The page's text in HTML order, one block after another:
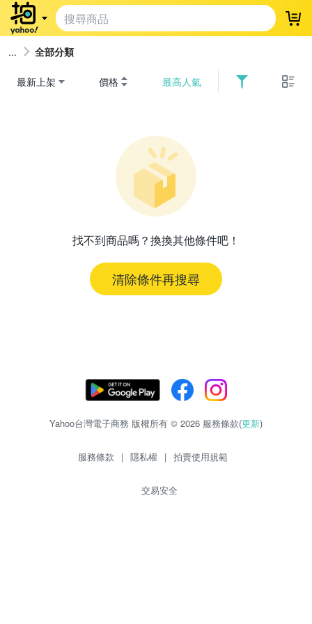
登
全部分類
最新上架 價格 最高人氣
找不到商品嗎？換換其他條件吧！
清除條件再搜尋
Yahoo台灣電子商務 版權所有 © 2026 服務條款(更新)
服務條款 | 隱私權 | 拍賣使用規範
交易安全